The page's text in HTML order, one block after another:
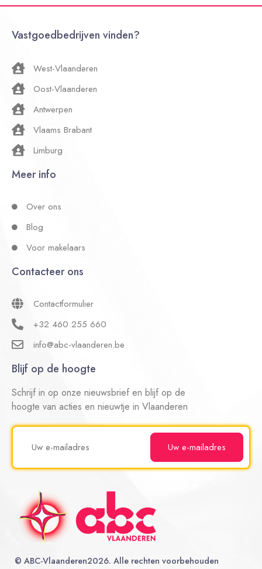
Vastgoedbedrijven vinden?
West-Vlaanderen
Oost-Vlaanderen
Antwerpen
Vlaams Brabant
Limburg
Meer info
Over ons
Blog
Voor makelaars
Contacteer ons
Contactformulier
+32 460 255 660
info@abc-vlaanderen.be
Blijf op de hoogte
Schrijf in op onze nieuwsbrief en blijf op de
hoogte van acties en nieuwtje in Vlaanderen
© ABC-Vlaanderen2026. Alle rechten voorbehouden